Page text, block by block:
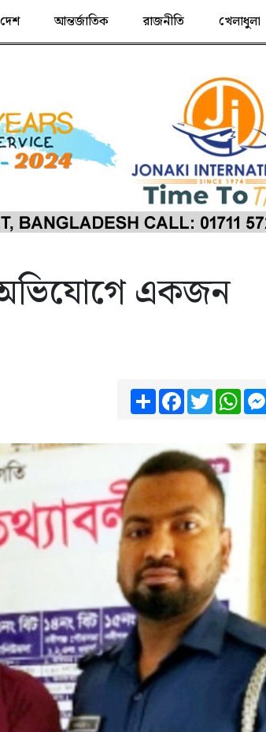
আন্তর্জাতিক রাজনীতি খেলাধুলা
অভিযোগে একজন
ShareFacebook
Twitter